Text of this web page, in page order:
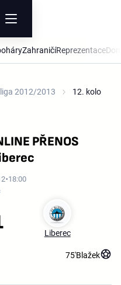
ZahraničíReprezentace
2012/2013 12. kolo
PŘENOS
18:00
Liberec
75'Blažek